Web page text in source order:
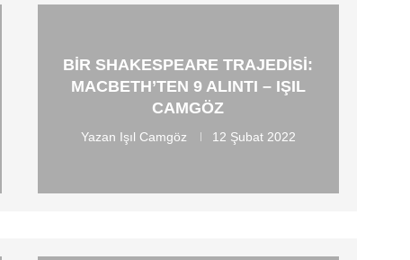
BIR SHAKESPEARE TRAJEDISI:
MACBETH’TEN 9 ALINTI – IŞIL
CAMGÖZ
Yazan Işıl Camgöz 12 Şubat 2022